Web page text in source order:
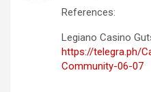
References:
Legiano Casino
https://telegra.ph/
Community-06-07